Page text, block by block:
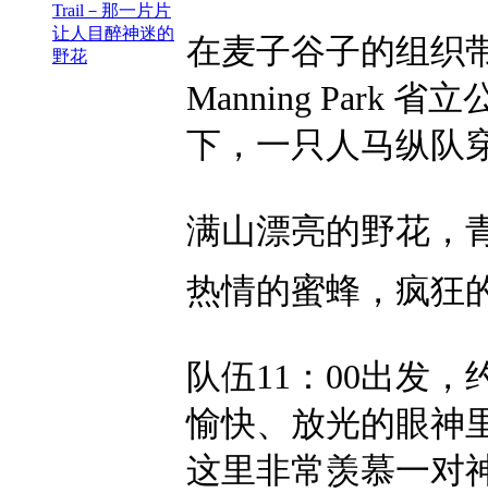
Trail－那一片片
让人目醉神迷的
野花
在麦子谷子的组织
Manning Park 省
下，一只人马纵队
满山漂亮的野花，
热情的蜜蜂，疯狂
队伍11：00出发，
愉快、放光的眼神
这里非常羡慕一对